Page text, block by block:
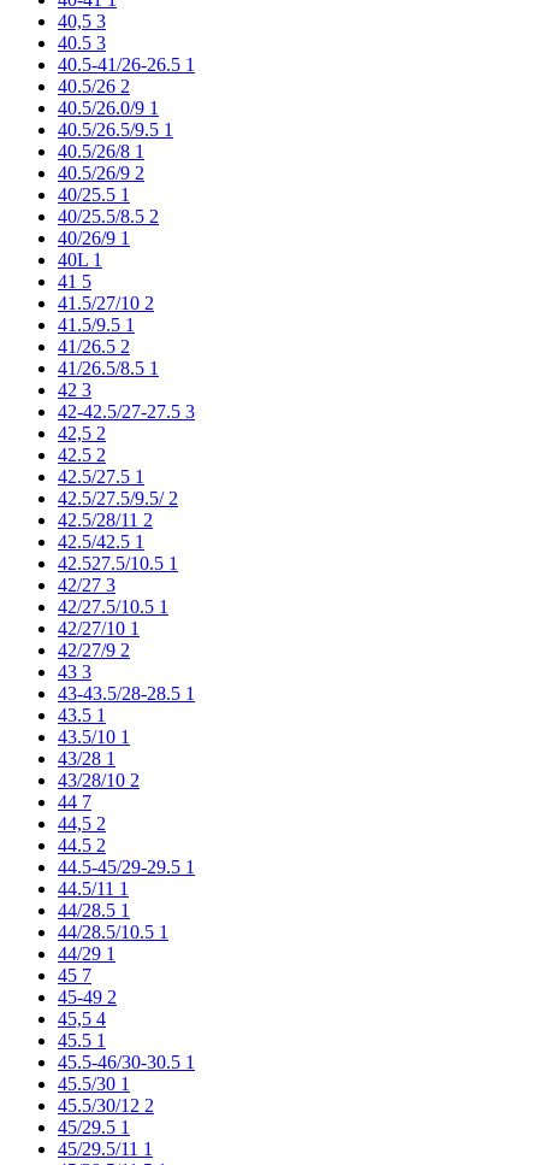
40,5 3
40.5 3
40.5-41/26-26.5 1
40.5/26 2
40.5/26.0/9 1
40.5/26.5/9.5 1
40.5/26/8 1
40.5/26/9 2
40/25.5 1
40/25.5/8.5 2
40/26/9 1
40L 1
41 5
41.5/27/10 2
41.5/9.5 1
41/26.5 2
41/26.5/8.5 1
42 3
42-42.5/27-27.5 3
42,5 2
42.5 2
42.5/27.5 1
42.5/27.5/9.5/ 2
42.5/28/11 2
42.5/42.5 1
42.527.5/10.5 1
42/27 3
42/27.5/10.5 1
42/27/10 1
42/27/9 2
43 3
43-43.5/28-28.5 1
43.5 1
43.5/10 1
43/28 1
43/28/10 2
44 7
44,5 2
44.5 2
44.5-45/29-29.5 1
44.5/11 1
44/28.5 1
44/28.5/10.5 1
44/29 1
45 7
45-49 2
45,5 4
45.5 1
45.5-46/30-30.5 1
45.5/30 1
45.5/30/12 2
45/29.5 1
45/29.5/11 1